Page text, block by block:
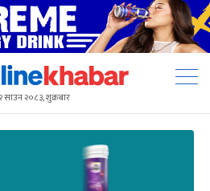
साउन २०८३, शुक्रबार